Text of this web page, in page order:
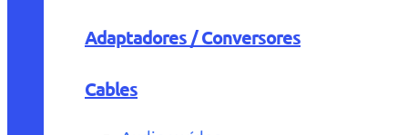
Adaptadores / Conversores
Cables